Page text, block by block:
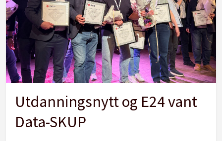
Utdanningsnytt og E24 vant
Data-SKUP